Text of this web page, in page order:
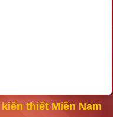
thiết Miền Nam